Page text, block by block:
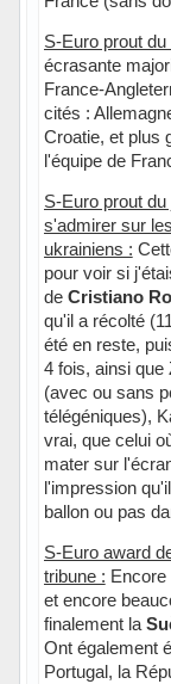
S-Euro prout
écrasante
France-
cités :
Croatie, et plus
l'équipe de
S-Euro prout
s'admirer sur
ukrainiens :
pour voir si
de Cristiano
qu'il a récolté
été en reste,
4 fois, ainsi que
(avec ou sans
télégéniques),
vrai, que celui
mater sur
l'impression
ballon ou pas
S-Euro award
tribune : Encore
et encore
finalement la
Ont également
Portugal, la